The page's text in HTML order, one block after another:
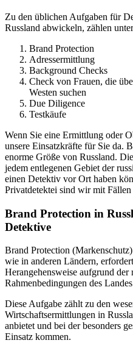
Zu den üblichen Aufgaben für
Russland abwickeln, zählen
Brand Protection
Adressermittlung
Background Checks
Check von Frauen, die
Westen suchen
Due Diligence
Testkäufe
Wenn Sie eine Ermittlung oder
unsere Einsatzkräfte für Sie da.
enorme Größe von Russland.
jedem entlegenen Gebiet der
einen Detektiv vor Ort haben
Privatdetektei sind wir mit
Brand Protection in
Detektive
Brand Protection
wie in anderen Ländern,
Herangehensweise aufgrund
Rahmenbedingungen des
Diese Aufgabe zählt zu den
Wirtschaftsermittlungen in
anbietet und bei der besonders
Einsatz kommen.